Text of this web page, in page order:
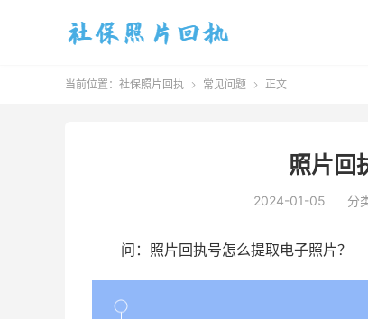
当前位置： 社保照片回执  常见问题  正文
照片回
2024-01-05 分
问：照片回执号怎么提取电子照片？